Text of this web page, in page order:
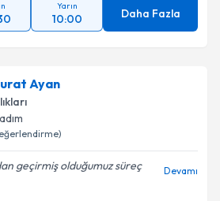
Yarın
10:00 Daha Fazla
Ayan
geçirmiş olduğumuz süreç
Devamı